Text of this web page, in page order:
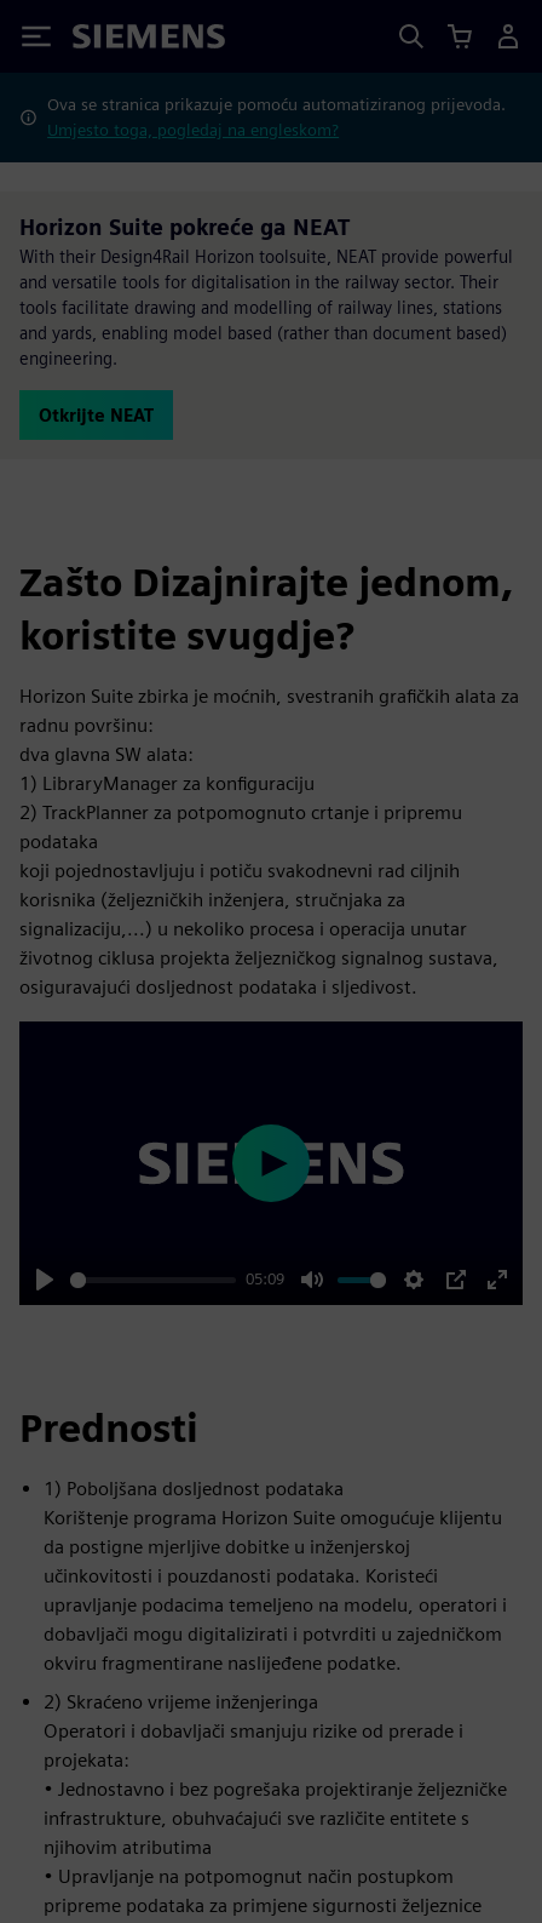
Siemens
Ova se stranica prikazuje pomoću automatiziranog prijevoda.
Umjesto toga, pogledaj na engleskom?
Horizon Suite pokreće ga NEAT
With their Design4Rail Horizon toolsuite, NEAT provide powerful
and versatile tools for digitalisation in the railway sector. Their
tools facilitate drawing and modelling of railway lines, stations
and yards, enabling model based (rather than document based)
engineering.
Otkrijte NEAT
Zašto Dizajnirajte jednom,
koristite svugdje?
Horizon Suite zbirka je moćnih, svestranih grafičkih alata za
radnu površinu:
dva glavna SW alata:
1) LibraryManager za konfiguraciju
2) TrackPlanner za potpomognuto crtanje i pripremu
podataka
koji pojednostavljuju i potiču svakodnevni rad ciljnih
korisnika (željezničkih inženjera, stručnjaka za
signalizaciju,...) u nekoliko procesa i operacija unutar
životnog ciklusa projekta željezničkog signalnog sustava,
osiguravajući dosljednost podataka i sljedivost.
Play
05:09
Mute Settings
PIP
Enter
Play
Prednosti
1) Poboljšana dosljednost podataka
Korištenje programa Horizon Suite omogućuje klijentu
da postigne mjerljive dobitke u inženjerskoj
učinkovitosti i pouzdanosti podataka. Koristeći
upravljanje podacima temeljeno na modelu, operatori i
dobavljači mogu digitalizirati i potvrditi u zajedničkom
okviru fragmentirane naslijeđene podatke.
2) Skraćeno vrijeme inženjeringa
Operatori i dobavljači smanjuju rizike od prerade i
projekata:
• Jednostavno i bez pogrešaka projektiranje željezničke
infrastrukture, obuhvaćajući sve različite entitete s
njihovim atributima
• Upravljanje na potpomognut način postupkom
pripreme podataka za primjene sigurnosti željeznice